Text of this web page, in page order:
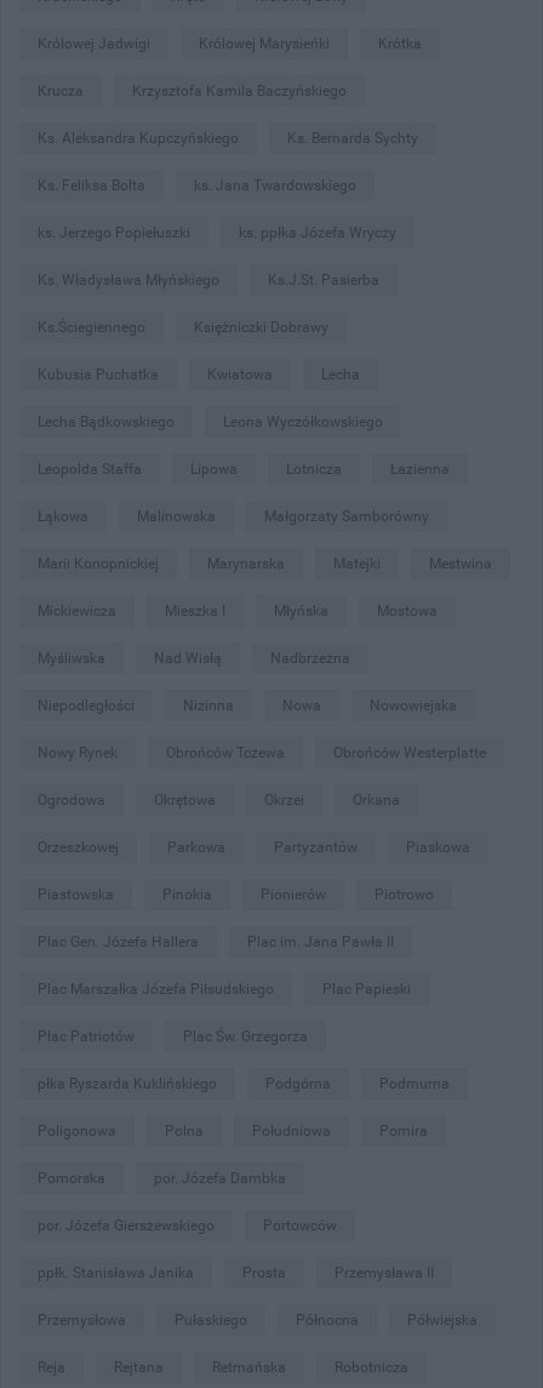
Królowej Jadwigi Królowej Marysieńki Krótka
Krucza Krzysztofa Kamila Baczyńskiego
Ks. Aleksandra Kupczyńskiego Ks. Bernarda Sychty
Ks. Feliksa Bolta ks. Jana Twardowskiego
ks. Jerzego Popiełuszki ks. ppłka Józefa Wryczy
Ks. Władysława Młyńskiego Ks.J.St. Pasierba
Ks.Ściegiennego Księżniczki Dobrawy
Kubusia Puchatka Kwiatowa Lecha
Lecha Bądkowskiego Leona Wyczółkowskiego
Leopolda Staffa Lipowa Lotnicza Łazienna
Łąkowa Malinowska Małgorzaty Samborówny
Marii Konopnickiej Marynarska Matejki Mestwina
Mickiewicza Mieszka I Młyńska Mostowa
Myśliwska Nad Wisłą Nadbrzeżna
Niepodległości Nizinna Nowa Nowowiejska
Nowy Rynek Obrońców Tczewa Obrońców Westerplatte
Ogrodowa Okrętowa Okrzei Orkana
Orzeszkowej Parkowa Partyzantów Piaskowa
Piastowska Pinokia Pionierów Piotrowo
Plac Gen. Józefa Hallera Plac im. Jana Pawła II
Plac Marszałka Józefa Piłsudskiego Plac Papieski
Plac Patriotów Plac Św. Grzegorza
płka Ryszarda Kuklińskiego Podgórna Podmurna
Poligonowa Polna Południowa Pomira
Pomorska por. Józefa Dambka
por. Józefa Gierszewskiego Portowców
ppłk. Stanisława Janika Prosta Przemysława II
Przemysłowa Pułaskiego Północna Półwiejska
Reja Rejtana Retmańska Robotnicza